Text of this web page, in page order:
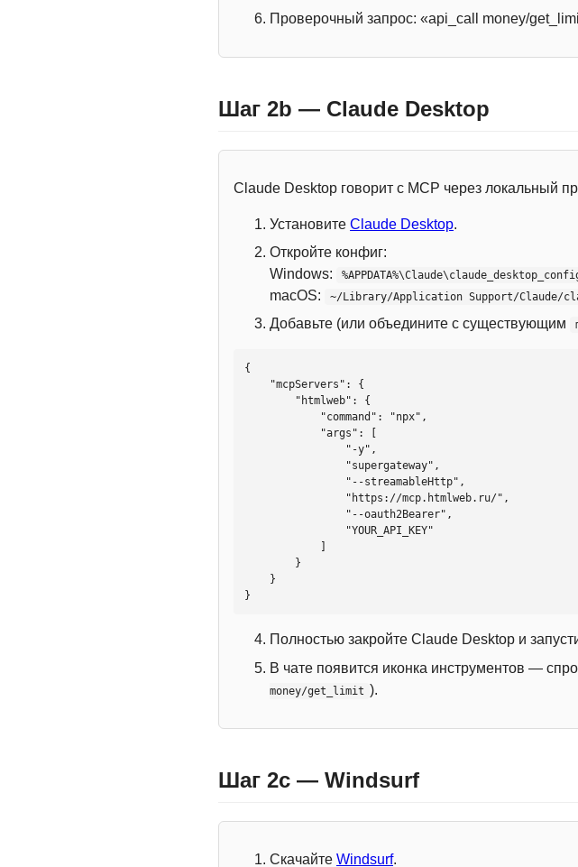
Проверочный запрос: «api_call money/
Шаг 2b — Claude Desktop
Claude Desktop говорит с MCP через локальный
Установите Claude Desktop.
Откройте конфиг:
Windows:
macOS: ~/Library/Application Support/Claude/
Добавьте (или объедините с существующим
{
}
Полностью закройте Claude Desktop и
В чате появится иконка инструментов —
money/get_limit ).
Шаг 2c — Windsurf
Скачайте Windsurf.